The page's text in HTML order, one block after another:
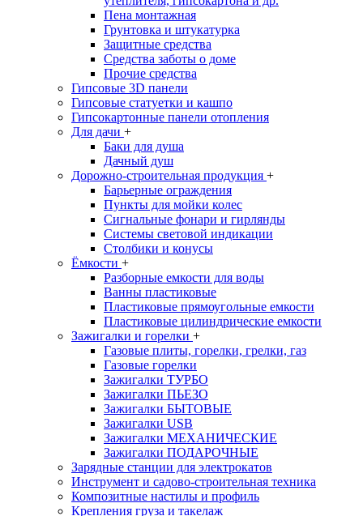
Пена монтажная
Грунтовка и штукатурка
Защитные средства
Средства заботы о доме
Прочие средства
Гипсовые 3D панели
Гипсовые статуетки и кашпо
Гипсокартонные панели отопления
Для дачи +
Баки для душа
Дачный душ
Дорожно-строительная продукция +
Барьерные ограждения
Пункты для мойки колес
Сигнальные фонари и гирлянды
Системы световой индикации
Столбики и конусы
Ёмкости +
Разборные емкости для воды
Ванны пластиковые
Пластиковые прямоугольные емкости
Пластиковые цилиндрические емкости
Зажигалки и горелки +
Газовые плиты, горелки, грелки, газ
Газовые горелки
Зажигалки ТУРБО
Зажигалки ПЬЕЗО
Зажигалки БЫТОВЫЕ
Зажигалки USB
Зажигалки МЕХАНИЧЕСКИЕ
Зажигалки ПОДАРОЧНЫЕ
Зарядные станции для электрокатов
Инструмент и садово-строительная техника
Композитные настилы и профиль
Крепления груза и такелаж